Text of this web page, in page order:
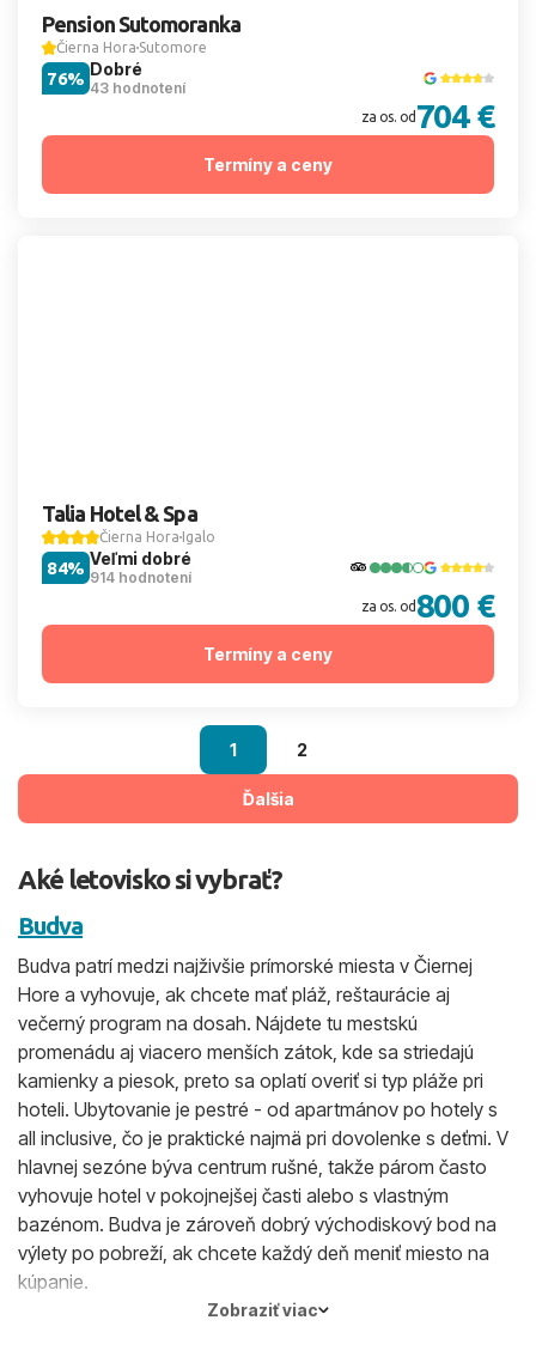
Pension Sutomoranka
Čierna Hora Sutomore
Dobré
43 hodnotení
76%
za os. od 704 €
Termíny a ceny
Talia Hotel & Spa
Čierna Hora Igalo
Veľmi dobré
914 hodnotení
84%
za os. od 800 €
Termíny a ceny
1 2
Ďalšia
Aké letovisko si vybrať?
Budva
Budva patrí medzi najživšie prímorské miesta v Čiernej
Hore a vyhovuje, ak chcete mať pláž, reštaurácie aj
večerný program na dosah. Nájdete tu mestskú
promenádu aj viacero menších zátok, kde sa striedajú
kamienky a piesok, preto sa oplatí overiť si typ pláže pri
hoteli. Ubytovanie je pestré - od apartmánov po hotely s
all inclusive, čo je praktické najmä pri dovolenke s deťmi. V
hlavnej sezóne býva centrum rušné, takže párom často
vyhovuje hotel v pokojnejšej časti alebo s vlastným
bazénom. Budva je zároveň dobrý východiskový bod na
výlety po pobreží, ak chcete každý deň meniť miesto na
kúpanie.
Zobraziť viac